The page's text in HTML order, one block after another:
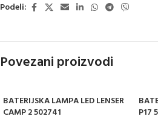
Podeli:
Povezani proizvodi
BATERIJSKA LAMPA LED LENSER
CAMP 2 502741
P17